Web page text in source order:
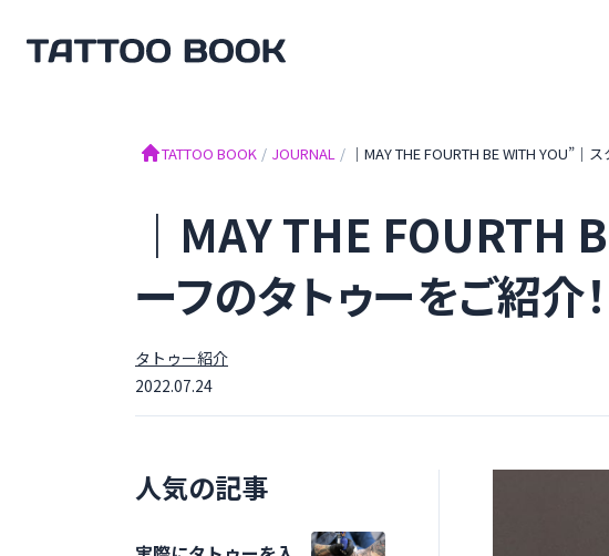
TATTOO BOOK / JOURNAL / ｜MAY THE FOURTH BE WITH YOU”
｜MAY THE FOURTH
ーフのタトゥーをご紹介！
タトゥー紹介
2022.07.24
人気の記事